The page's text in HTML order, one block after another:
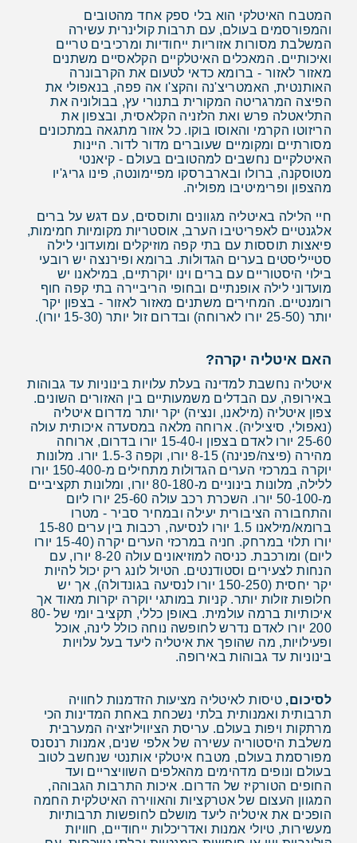
המטבח האיטלקי הוא בלי ספק אחד מהטובים
והמפורסמים בעולם, עם תרבות קולינרית עשירה
המשלבת מסורות אזוריות ייחודיות ומרכיבים טריים
ואיכותיים. המאכלים האיטלקיים הקלאסיים משתנים
מאזור לאזור - ברומא כדאי לטעום את הקרבונרה
האותנטית, האמטריצ'נה והקצ'ו אה פפה, בנאפולי את
הפיצה המרגריטה המקורית בתנורי עץ, בבולוניה את
התליאטלה פרש ואת הלזניה הקלאסית, ובצפון את
הריזוטו הקרמי והאוסו בוקו. כל אזור מתגאה במתכונים
מסורתיים ומקומיים שעוברים מדור לדור. היינות
האיטלקיים נחשבים למהטובים בעולם - קיאנטי
מטוסקנה, ברולו ובארברסקו מפיימונטה, פינו גריג'יו
מהצפון ופרימיטיבו מפוליה.
חיי הלילה באיטליה מגוונים ותוססים, עם דגש על ברים
אלגנטיים לאפריטיבו הערב, אוסטריות מקומיות חמימות,
פיאצות תוססות עם בתי קפה מוזיקלים ומועדוני לילה
סטייליסטים בערים הגדולות. ברומא ופירנצה יש רובעי
בילוי היסטוריים עם ברים וינו יוקרתיים, במילאנו יש
מועדוני לילה אופנתיים ובחופי הריביירה בתי קפה חוף
רומנטיים. המחירים משתנים מאזור לאזור - בצפון יקר
יותר (25-50 יורו לארוחה) ובדרום זול יותר (15-30 יורו).
האם איטליה יקרה?
איטליה נחשבת למדינה בעלת עלויות בינוניות עד גבוהות
באירופה, עם הבדלים משמעותיים בין האזורים השונים.
צפון איטליה (מילאנו, ונציה) יקר יותר מדרום איטליה
(נאפולי, סיציליה). ארוחה מלאה במסעדה איכותית עולה
25-60 יורו לאדם בצפון ו-15-40 יורו בדרום, ארוחה
מהירה (פיצה/פנינה) 8-15 יורו, וקפה 1.5-3 יורו. מלונות
יוקרה במרכזי הערים הגדולות מתחילים מ-150-400 יורו
ללילה, מלונות בינוניים מ-80-180 יורו, ומלונות תקציביים
מ-50-100 יורו. השכרת רכב עולה 25-60 יורו ליום
והתחבורה הציבורית יעילה ובמחיר סביר - מטרו
ברומא/מילאנו 1.5 יורו לנסיעה, רכבות בין ערים 15-80
יורו תלוי במרחק. חניה במרכזי הערים יקרה (15-40 יורו
ליום) ומורכבת. כניסה למוזיאונים עולה 8-20 יורו, עם
הנחות לצעירים וסטודנטים. הטיול לונג ריק יכול להיות
יקר יחסית (150-250 יורו לנסיעה בגונדולה), אך יש
חלופות זולות יותר. קניות במותגי יוקרה יקרות מאוד אך
איכותיות ברמה עולמית. באופן כללי, תקציב יומי של 80-
200 יורו לאדם נדרש לחופשה נוחה כולל לינה, אוכל
ופעילויות, מה שהופך את איטליה ליעד בעל עלויות
בינוניות עד גבוהות באירופה.
לסיכום, טיסות לאיטליה מציעות הזדמנות לחוויה
תרבותית ואמנותית בלתי נשכחת באחת המדינות הכי
מרתקות ויפות בעולם. עריסת הציוויליזציה המערבית
משלבת היסטוריה עשירה של אלפי שנים, אמנות רנסנס
מפורסמת בעולם, מטבח איטלקי אותנטי שנחשב לטוב
בעולם ונופים מדהימים מהאלפים השוויצריים ועד
החופים הטורקיז של הדרום. איכות התרבות הגבוהה,
המגוון העצום של אטרקציות והאווירה האיטלקית החמה
הופכים את איטליה ליעד מושלם לחופשות תרבותיות
מעשירות, טיולי אמנות ואדריכלות ייחודיים, חוויות